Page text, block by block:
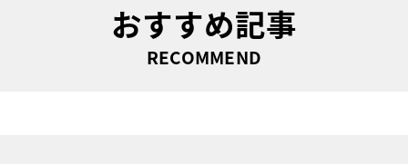
おすすめ記事
RECOMMEND